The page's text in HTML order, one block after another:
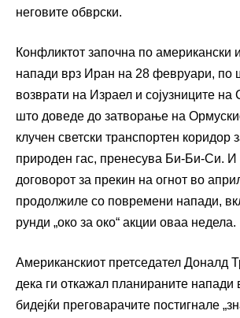
неговите обврски.
Конфликтот започна по американски
напади врз Иран на 28 февруари, по
возврати на Израел и сојузниците
што доведе до затворање на
клучен светски транспортен коридор
природен гас, пренесува Би-Би-Си. И
договорот за прекин на огнот во
продолжиле со повремени напади,
рунди „око за око“ акции оваа недела.
Американскиот претседател Доналд
дека ги откажал планираните напади
бидејќи преговарачите постигнале